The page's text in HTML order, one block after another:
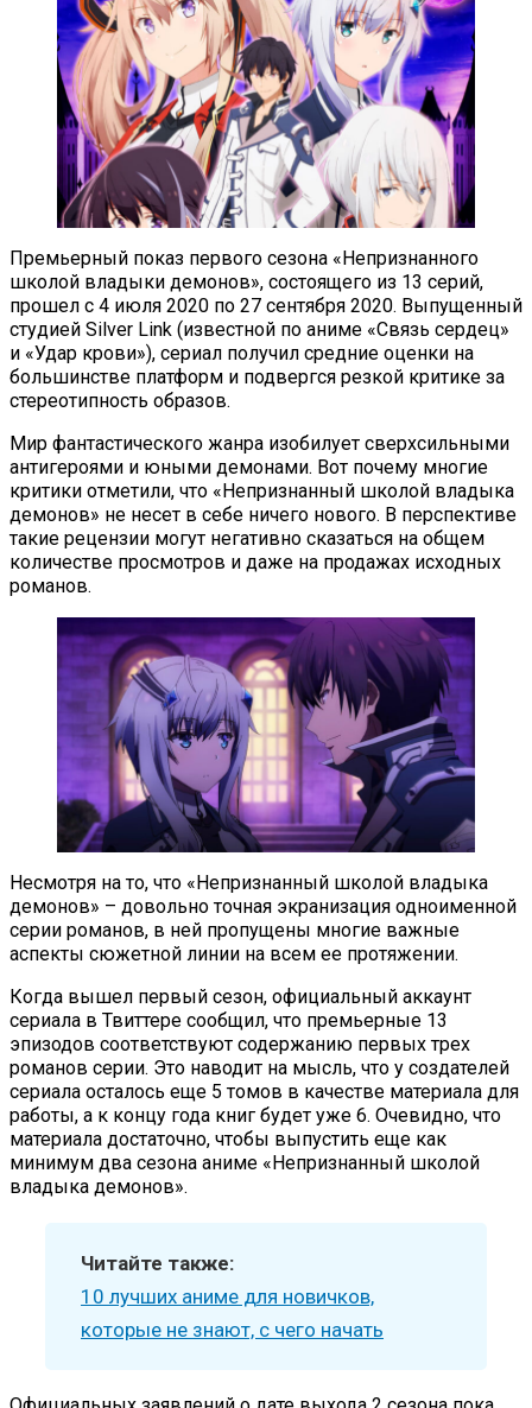
Премьерный показ первого сезона «Непризнанного
школой владыки демонов», состоящего из 13 серий,
прошел с 4 июля 2020 по 27 сентября 2020. Выпущенный
студией Silver Link (известной по аниме «Связь сердец»
и «Удар крови»), сериал получил средние оценки на
большинстве платформ и подвергся резкой критике за
стереотипность образов.
Мир фантастического жанра изобилует сверхсильными
антигероями и юными демонами. Вот почему многие
критики отметили, что «Непризнанный школой владыка
демонов» не несет в себе ничего нового. В перспективе
такие рецензии могут негативно сказаться на общем
количестве просмотров и даже на продажах исходных
романов.
Несмотря на то, что «Непризнанный школой владыка
демонов» – довольно точная экранизация одноименной
серии романов, в ней пропущены многие важные
аспекты сюжетной линии на всем ее протяжении.
Когда вышел первый сезон, официальный аккаунт
сериала в Твиттере сообщил, что премьерные 13
эпизодов соответствуют содержанию первых трех
романов серии. Это наводит на мысль, что у создателей
сериала осталось еще 5 томов в качестве материала для
работы, а к концу года книг будет уже 6. Очевидно, что
материала достаточно, чтобы выпустить еще как
минимум два сезона аниме «Непризнанный школой
владыка демонов».
Читайте также:
10 лучших аниме для новичков,
которые не знают, с чего начать